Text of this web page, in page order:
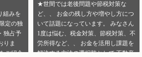
組みを
定の独
独占予
りま
ご紹介
★世間では老後問題や節税対策な
ど、、 お金の残し方や増やし方につ
いて話題になっています。 みなさん
1度は悩む、税金対策、節税対策、不
労所得など、、 お金を活用し課題を
解決する方法の選択肢として 不動産